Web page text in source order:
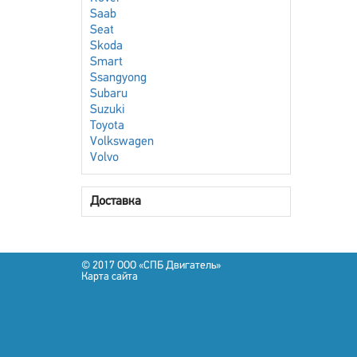
Saab
Seat
Skoda
Smart
Ssangyong
Subaru
Suzuki
Toyota
Volkswagen
Volvo
Доставка
© 2017 OOO «СПБ Двигатель»
Карта сайта